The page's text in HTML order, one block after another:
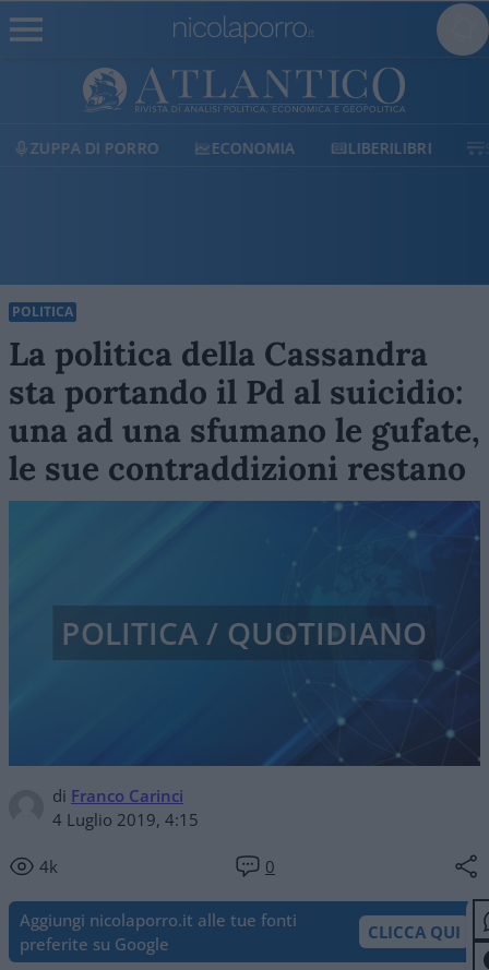
ECONOMIA LIBERILIBRI SHOP SOSTIENICI
POLITICA
La politica della Cassandra
sta portando il Pd al suicidio:
una ad una sfumano le gufate,
le sue contraddizioni restano
di Franco Carinci
4 Luglio 2019, 4:15
4k 0
POLITICA / QUOTIDIANO
Aggiungi nicolaporro.it alle tue fonti
preferite su Google
CLICCA QUI